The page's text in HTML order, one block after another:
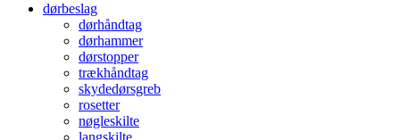
dørbeslag
dørhåndtag
dørhammer
dørstopper
trækhåndtag
skydedørsgreb
rosetter
nøgleskilte
langskilte